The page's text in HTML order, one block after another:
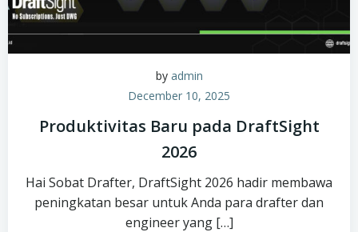
by admin
December 10, 2025
Produktivitas Baru pada DraftSight
2026
Hai Sobat Drafter, DraftSight 2026 hadir membawa
peningkatan besar untuk Anda para drafter dan
engineer yang […]